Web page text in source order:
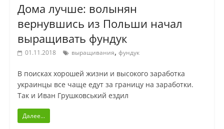
Дома лучше: волынян
вернувшись из Польши начал
выращивать фундук
01.11.2018 выращивания, фундук
В поисках хорошей жизни и высокого заработка
украинцы все чаще едут за границу на заработки.
Так и Иван Грушковський ездил
Далее...